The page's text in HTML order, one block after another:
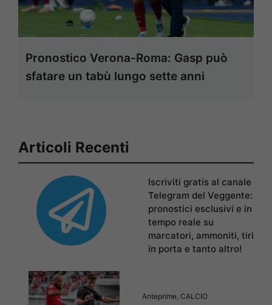
Pronostico Verona-Roma: Gasp può
sfatare un tabù lungo sette anni
Articoli Recenti
Iscriviti gratis al canale
Telegram del Veggente:
pronostici esclusivi e in
tempo reale su
marcatori, ammoniti, tiri
in porta e tanto altro!
Anteprime CALCIO